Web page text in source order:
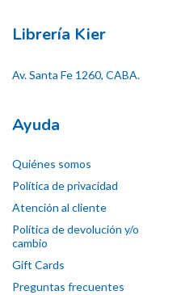
Librería Kier
Av. Santa Fe 1260, CABA.
Ayuda
Quiénes somos
Política de privacidad
Atención al cliente
Política de devolución y/o
cambio
Gift Cards
Preguntas frecuentes